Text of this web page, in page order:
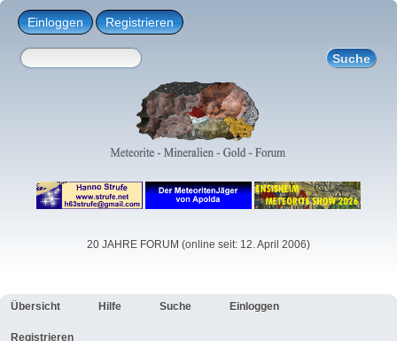
Einloggen Registrieren
20 JAHRE FORUM (online seit: 12. April 2006)
Übersicht Hilfe Suche Einloggen
Registrieren